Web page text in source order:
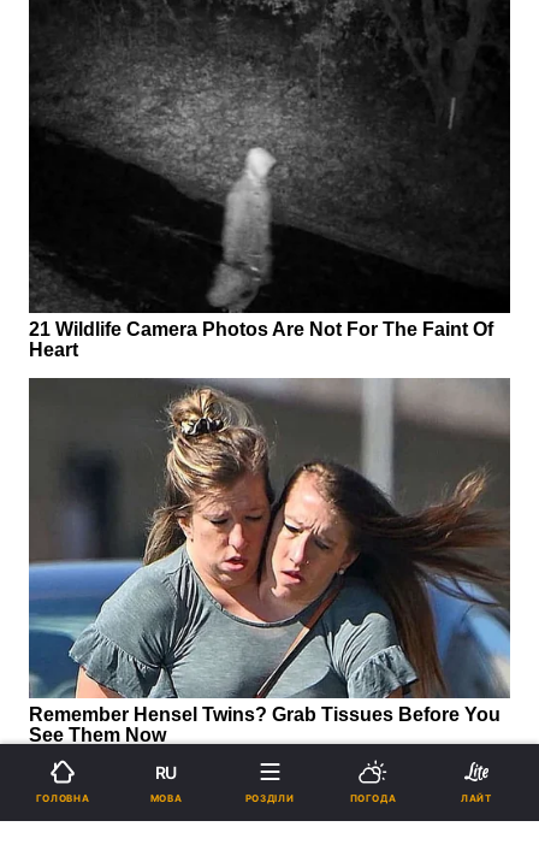
ГОЛОВНА
RU
МОВА РОЗДІЛИ ПОГОДА ЛАЙТ